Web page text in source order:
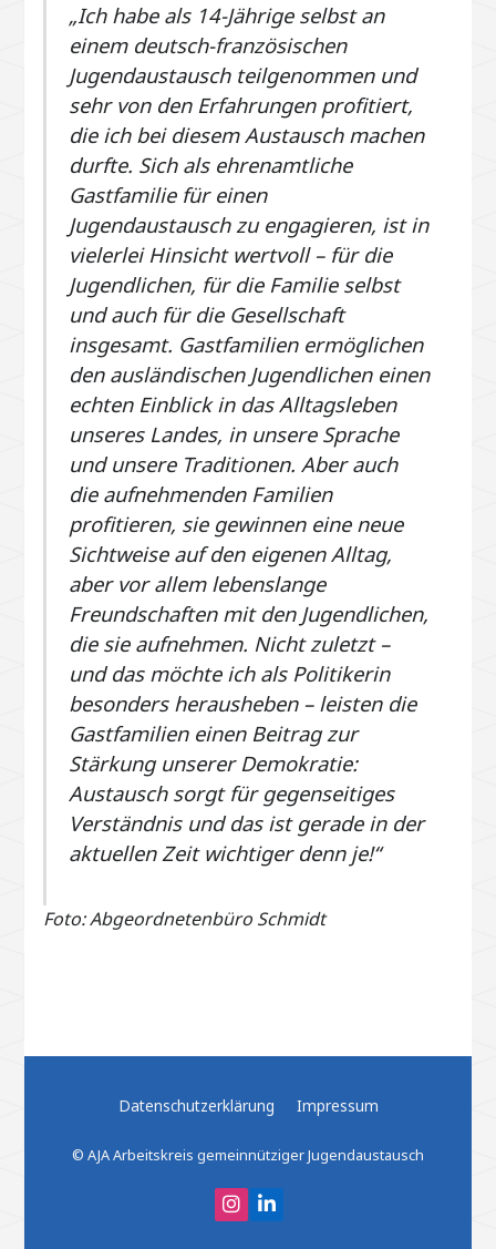
„Ich habe als 14-Jährige selbst an
einem deutsch-französischen
Jugendaustausch teilgenommen und
sehr von den Erfahrungen profitiert,
die ich bei diesem Austausch machen
durfte. Sich als ehrenamtliche
Gastfamilie für einen
Jugendaustausch zu engagieren, ist in
vielerlei Hinsicht wertvoll – für die
Jugendlichen, für die Familie selbst
und auch für die Gesellschaft
insgesamt. Gastfamilien ermöglichen
den ausländischen Jugendlichen einen
echten Einblick in das Alltagsleben
unseres Landes, in unsere Sprache
und unsere Traditionen. Aber auch
die aufnehmenden Familien
profitieren, sie gewinnen eine neue
Sichtweise auf den eigenen Alltag,
aber vor allem lebenslange
Freundschaften mit den Jugendlichen,
die sie aufnehmen. Nicht zuletzt –
und das möchte ich als Politikerin
besonders herausheben – leisten die
Gastfamilien einen Beitrag zur
Stärkung unserer Demokratie:
Austausch sorgt für gegenseitiges
Verständnis und das ist gerade in der
aktuellen Zeit wichtiger denn je!“
Foto: Abgeordnetenbüro Schmidt
Datenschutzerklärung Impressum
© AJA Arbeitskreis gemeinnütziger Jugendaustausch